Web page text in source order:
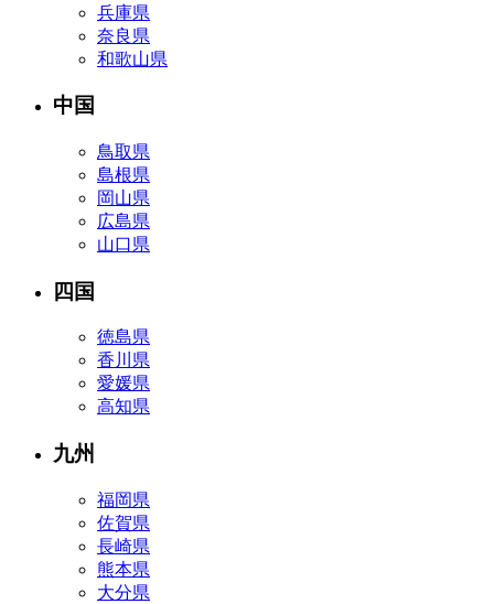
兵庫県
奈良県
和歌山県
中国
鳥取県
島根県
岡山県
広島県
山口県
四国
徳島県
香川県
愛媛県
高知県
九州
福岡県
佐賀県
長崎県
熊本県
大分県